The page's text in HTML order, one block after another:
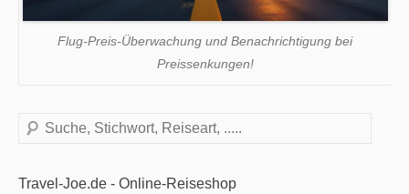
Flug-Preis-Überwachung und Benachrichtigung bei
Preissenkungen!
Suchen
Travel-Joe.de - Online-Reiseshop